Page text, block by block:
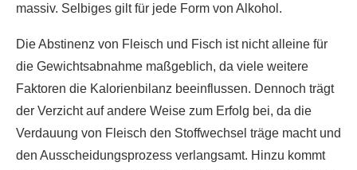
massiv. Selbiges gilt für jede Form von Alkohol.
Die Abstinenz von Fleisch und Fisch ist nicht alleine für
die Gewichtsabnahme maßgeblich, da viele weitere
Faktoren die Kalorienbilanz beeinflussen. Dennoch trägt
der Verzicht auf andere Weise zum Erfolg bei, da die
Verdauung von Fleisch den Stoffwechsel träge macht und
den Ausscheidungsprozess verlangsamt. Hinzu kommt